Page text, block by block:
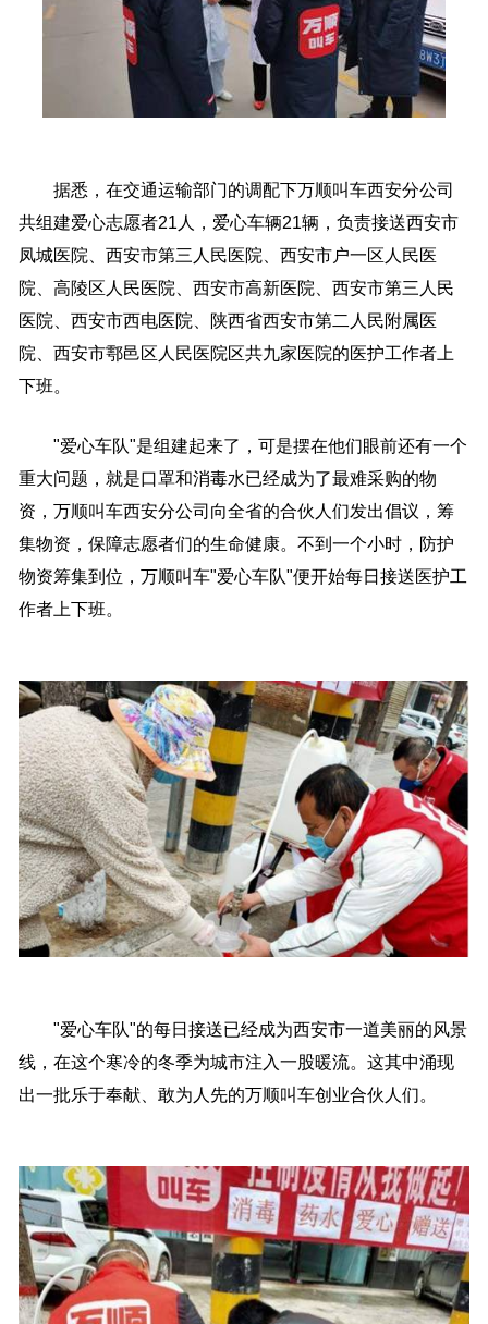
据悉，在交通运输部门的调配下万顺叫车西安分公司
共组建爱心志愿者21人，爱心车辆21辆，负责接送西安市
凤城医院、西安市第三人民医院、西安市户一区人民医
院、高陵区人民医院、西安市高新医院、西安市第三人民
医院、西安市西电医院、陕西省西安市第二人民附属医
院、西安市鄠邑区人民医院区共九家医院的医护工作者上
下班。
"爱心车队"是组建起来了，可是摆在他们眼前还有一个
重大问题，就是口罩和消毒水已经成为了最难采购的物
资，万顺叫车西安分公司向全省的合伙人们发出倡议，筹
集物资，保障志愿者们的生命健康。不到一个小时，防护
物资筹集到位，万顺叫车"爱心车队"便开始每日接送医护工
作者上下班。
"爱心车队"的每日接送已经成为西安市一道美丽的风景
线，在这个寒冷的冬季为城市注入一股暖流。这其中涌现
出一批乐于奉献、敢为人先的万顺叫车创业合伙人们。